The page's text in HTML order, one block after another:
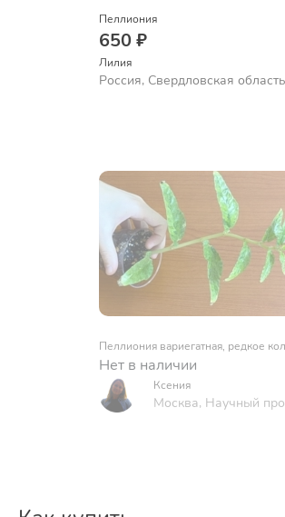
Пеллиония
650 ₽
Лилия
Россия, Свердловская
Нет в наличии
Ксения
Москва, Научный